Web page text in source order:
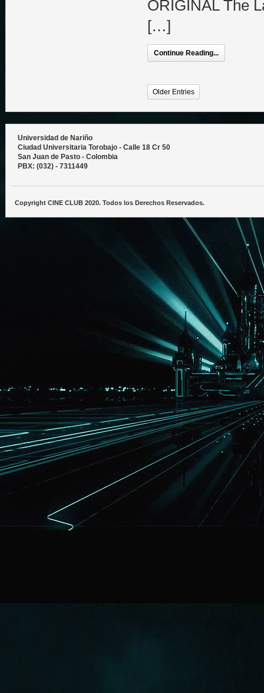
ORIGINAL The
[…]
Continue Reading...
Older Entries
Universidad de Nariño
Ciudad Universitaria Torobajo - Calle 18 Cr 50
San Juan de Pasto - Colombia
PBX: (032) - 7311449
Copyright CINE CLUB 2020. Todos los Derechos Reservados.